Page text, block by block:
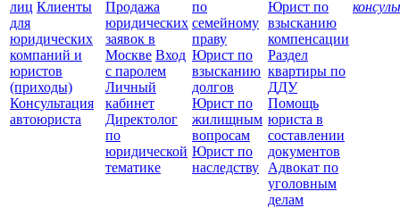
лиц Клиенты
для
юридических
компаний и
юристов
(приходы)
Консультация
автоюриста
Продажа
юридических
заявок в
Москве Вход
с паролем
Личный
кабинет
Директолог
по
юридической
тематике
по
семейному
праву
Юрист по
взысканию
долгов
Юрист по
жилищным
вопросам
Юрист по
наследству
Юрист по
взысканию
компенсации
Раздел
квартиры по
ДДУ
Помощь
юриста в
составлении
документов
Адвокат по
уголовным
делам